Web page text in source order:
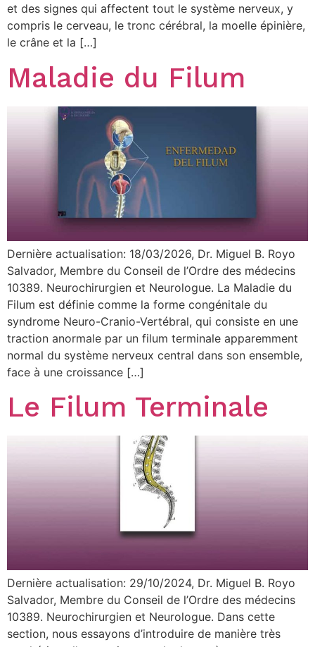
et des signes qui affectent tout le système nerveux, y
compris le cerveau, le tronc cérébral, la moelle épinière,
le crâne et la […]
Maladie du Filum
Dernière actualisation: 18/03/2026, Dr. Miguel B. Royo
Salvador, Membre du Conseil de l’Ordre des médecins
10389. Neurochirurgien et Neurologue. La Maladie du
Filum est définie comme la forme congénitale du
syndrome Neuro-Cranio-Vertébral, qui consiste en une
traction anormale par un filum terminale apparemment
normal du système nerveux central dans son ensemble,
face à une croissance […]
Le Filum Terminale
Dernière actualisation: 29/10/2024, Dr. Miguel B. Royo
Salvador, Membre du Conseil de l’Ordre des médecins
10389. Neurochirurgien et Neurologue. Dans cette
section, nous essayons d’introduire de manière très